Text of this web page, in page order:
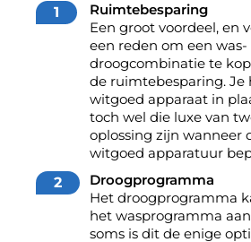
Ruimtebesparing
Een groot voordeel, en
een reden om een was-
droogcombinatie te
de ruimtebesparing. Je
witgoed apparaat in
toch wel die luxe van
oplossing zijn wanneer
witgoed apparatuur
Droogprogramma
Het droogprogramma
het wasprogramma
soms is dit de enige